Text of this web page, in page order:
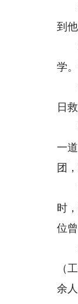
在
到
杨
学
九
日
“
一
团
民
时
位
（
余